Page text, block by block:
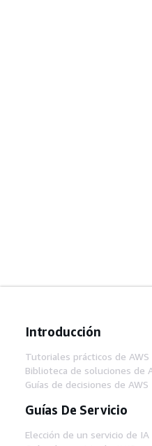
Introducción
Tutoriales prácticos de AWS
Biblioteca de soluciones de
Guías de decisiones de AWS
Guías De Servicio
Elección de un servicio de